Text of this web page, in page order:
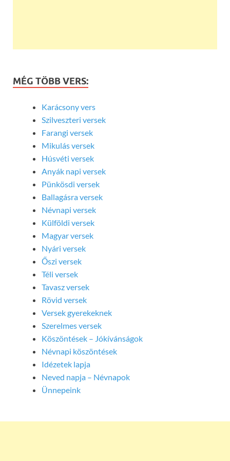
MÉG TÖBB VERS:
Karácsony vers
Szilveszteri versek
Farangi versek
Mikulás versek
Húsvéti versek
Anyák napi versek
Pünkösdi versek
Ballagásra versek
Névnapi versek
Külföldi versek
Magyar versek
Nyári versek
Őszi versek
Téli versek
Tavasz versek
Rövid versek
Versek gyerekeknek
Szerelmes versek
Köszöntések – Jókívánságok
Névnapi köszöntések
Idézetek lapja
Neved napja – Névnapok
Ünnepeink